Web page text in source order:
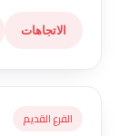
الاتجاهات
الفرع القديم